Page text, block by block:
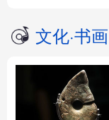
文化·书画